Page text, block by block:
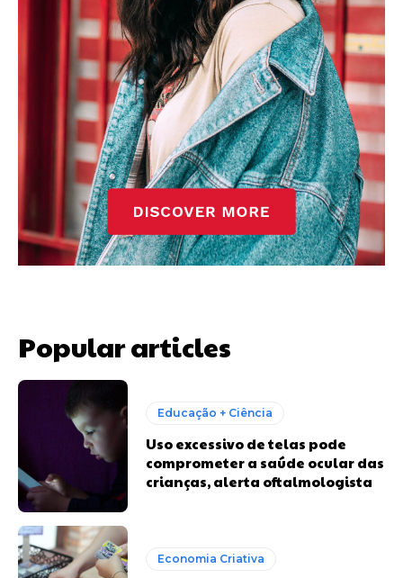
Popular articles
Educação + Ciência
Uso excessivo de telas pode
comprometer a saúde ocular das
crianças, alerta oftalmologista
Economia Criativa